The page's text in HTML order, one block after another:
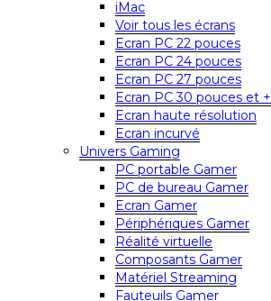
iMac
Voir tous les écrans
Ecran PC 22 pouces
Ecran PC 24 pouces
Ecran PC 27 pouces
Ecran PC 30 pouces et +
Ecran haute résolution
Ecran incurvé
Univers Gaming
PC portable Gamer
PC de bureau Gamer
Ecran Gamer
Périphériques Gamer
Réalité virtuelle
Composants Gamer
Matériel Streaming
Fauteuils Gamer